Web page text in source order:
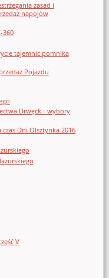
zasad i
napojów
360
tajemnic pomnika
Pojazdu
Drwęck - wybory
Dni Olsztynka 2016
V